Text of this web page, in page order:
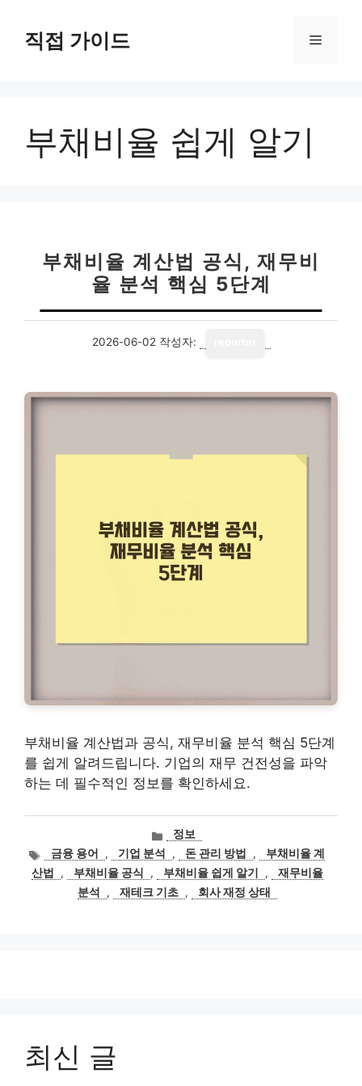
직접 가이드 메
부채비율 쉽게 알기
부채비율 계산법 공식, 재무비
율 분석 핵심 5단계
2026-06-02 작성자:
부채비율 계산법과 공식, 재무비율 분석 핵심 5단계
를 쉽게 알려드립니다. 기업의 재무 건전성을 파악
하는 데 필수적인 정보를 확인하세요.
카
고
리
정보
태
그
금융 용어 , 기업 분석 , 돈 관리 방법 ,
부채비율 계
산법
, 부채비율 공식 , 부채비율 쉽게 알기 ,
재무비율
분석
, 재테크 기초 , 회사 재정 상태
최신 글